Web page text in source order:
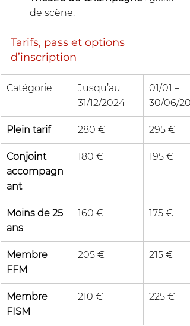
de scène.
Tarifs, pass et options
d’inscription
Catégorie
Jusqu’au
31/12/2024
01/01 –
30/06/
Plein tarif 280 € 295 €
Conjoint
accompagn
ant
180 € 195 €
Moins de 25
ans
160 € 175 €
Membre
FFM
205 € 215 €
Membre
FISM
210 € 225 €